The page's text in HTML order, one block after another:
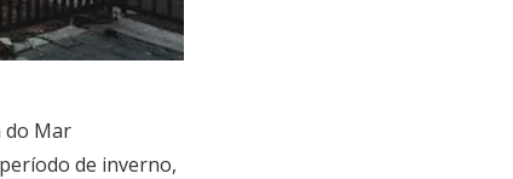
do Mar
de inverno,